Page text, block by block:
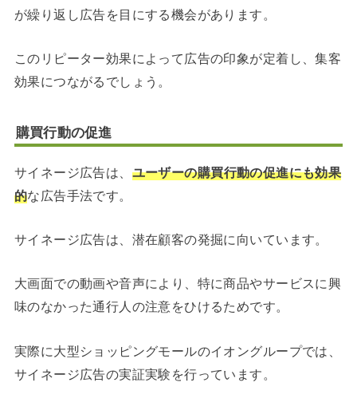
が繰り返し広告を目にする機会があります。
このリピーター効果によって広告の印象が定着し、集客
効果につながるでしょう。
購買行動の促進
サイネージ広告は、 ユーザーの購買行動の促進にも効果
的な広告手法です。
サイネージ広告は、潜在顧客の発掘に向いています。
大画面での動画や音声により、特に商品やサービスに興
味のなかった通行人の注意をひけるためです。
実際に大型ショッピングモールのイオングループでは、
サイネージ広告の実証実験を行っています。